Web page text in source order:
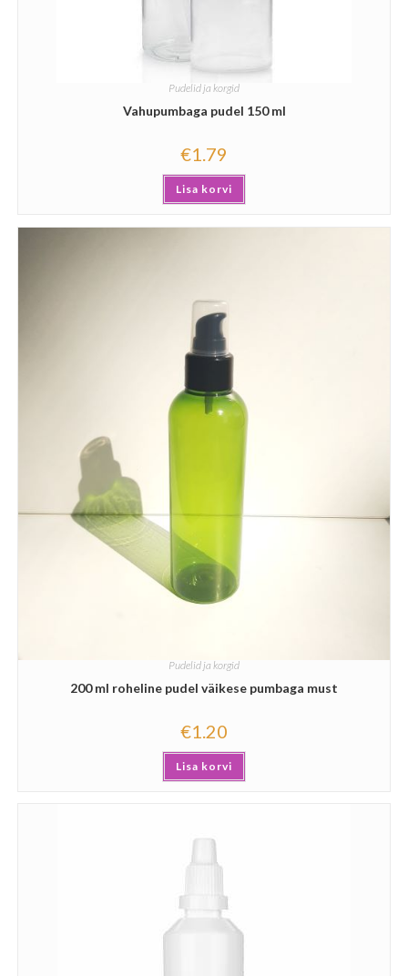
Pudelid ja korgid
Vahupumbaga pudel 150 ml
€1.79
Lisa korvi
Pudelid ja korgid
200 ml roheline pudel väikese pumbaga must
€1.20
Lisa korvi